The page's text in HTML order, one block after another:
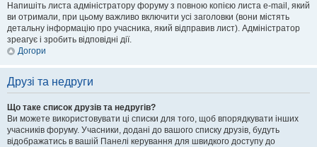
Напишіть листа адміністратору форуму з повною копією листа e-mail, який
ви отримали, при цьому важливо включити усі заголовки (вони містять
детальну інформацію про учасника, який відправив лист). Адміністратор
зреагує і зробить відповідні дії.
Догори
Друзі та недруги
Що таке список друзів та недругів?
Ви можете використовувати ці списки для того, щоб впорядкувати інших
учасників форуму. Учасники, додані до вашого списку друзів, будуть
відображатись в вашій Панелі керування для швидкого доступу до